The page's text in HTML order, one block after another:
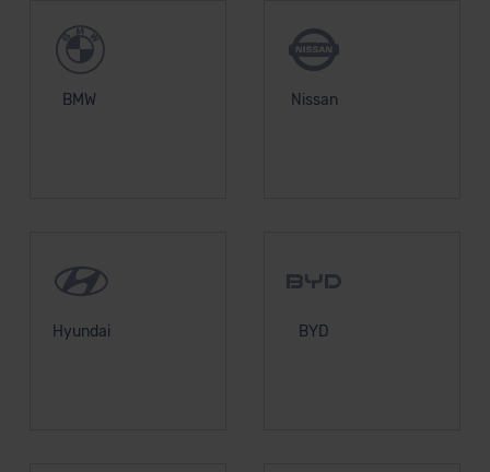
BMW Nissan
Hyundai BYD